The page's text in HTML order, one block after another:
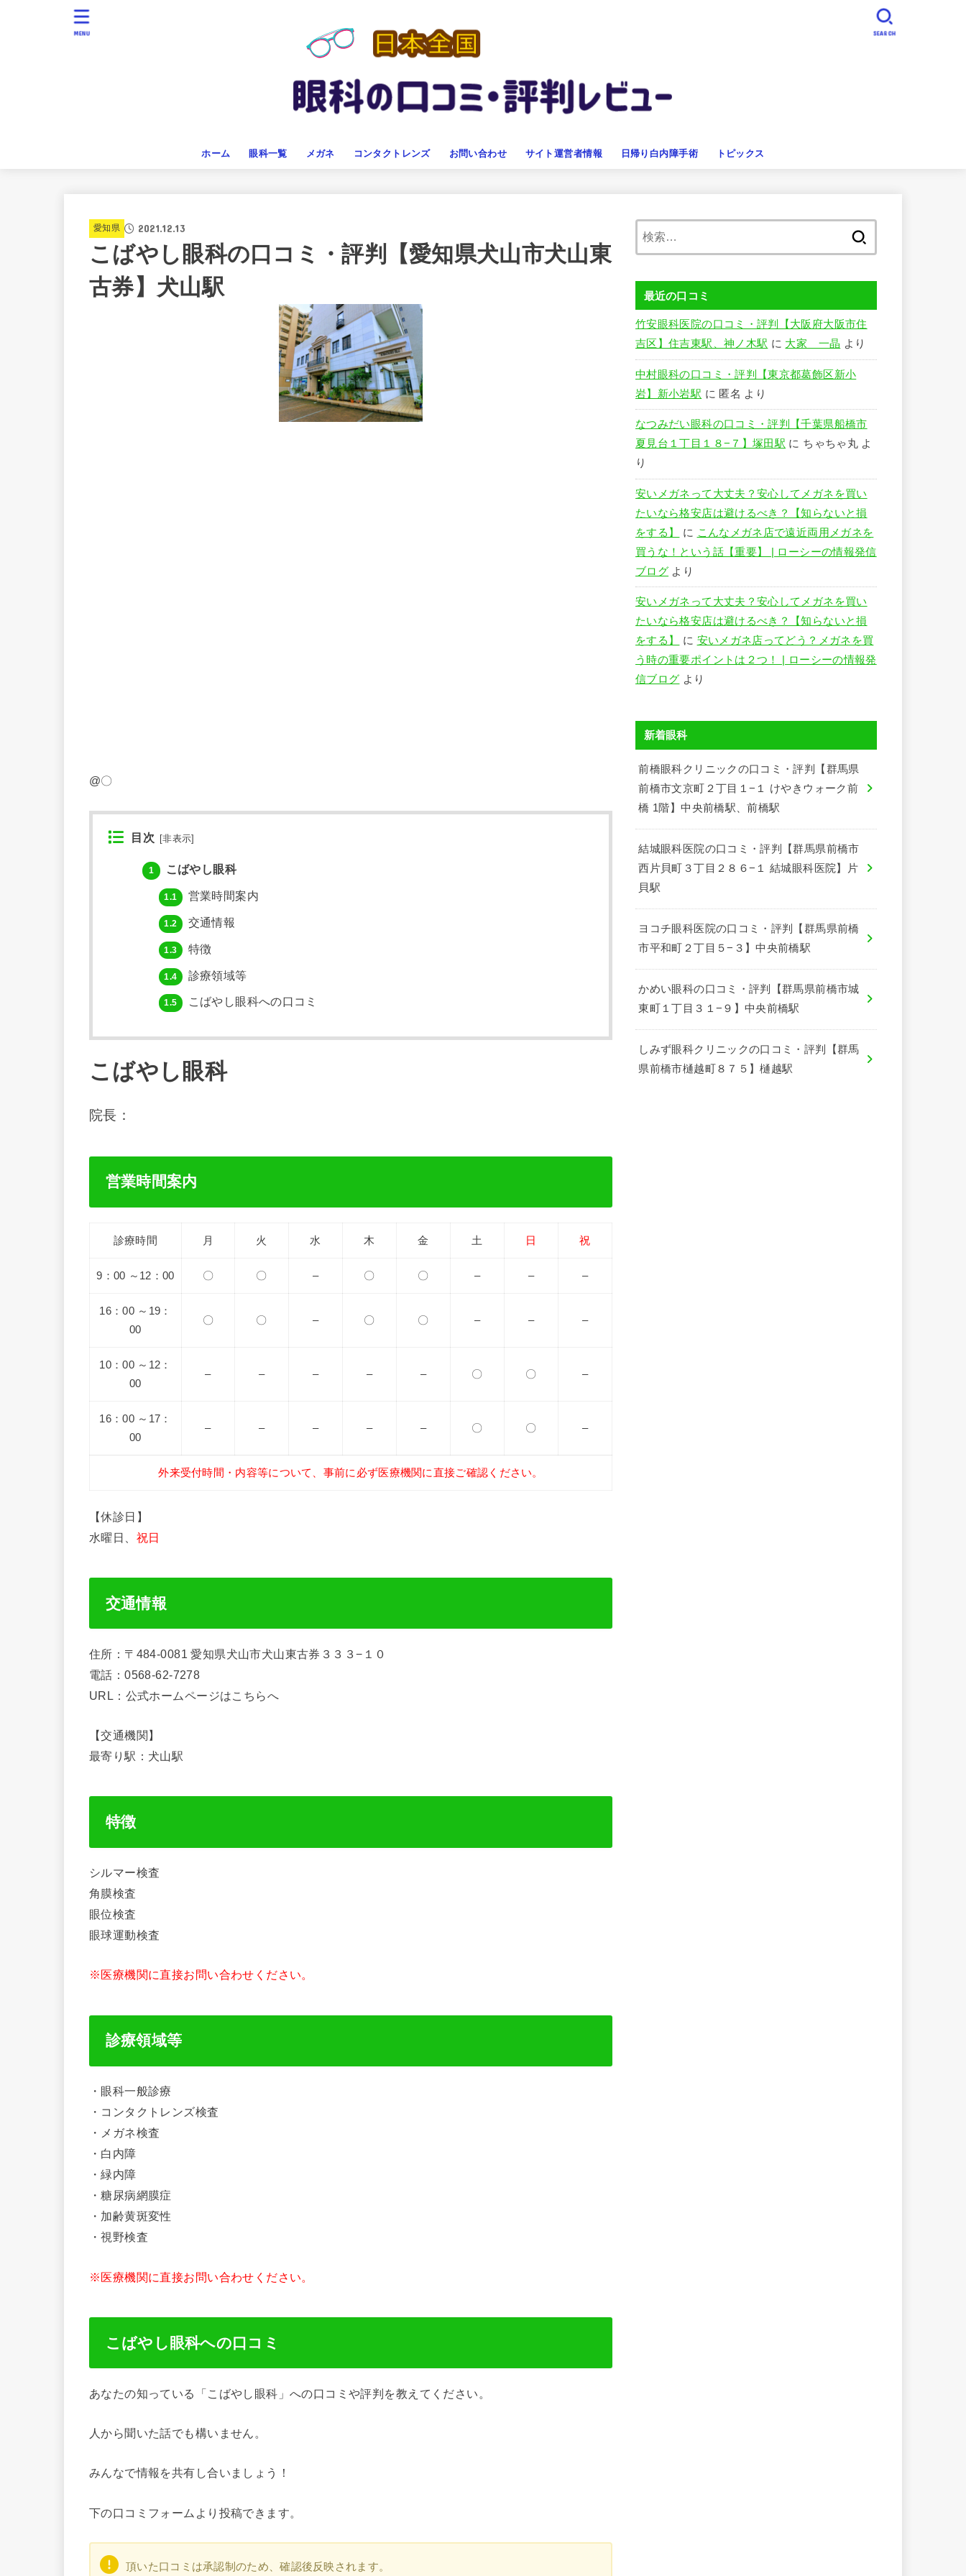
ホーム 眼科一覧 メガネ コンタクトレンズ お問い合わせ サイト運営者情報 日帰り白内障手術 トピックス
SEARCH
MENU
愛知県 2021.12.13
こばやし眼科の口コミ・評判【愛知県犬山市犬山東
古券】犬山駅
@〇
目次 [非表示]
1 こばやし眼科
1.1 営業時間案内
1.2 交通情報
1.3 特徴
1.4 診療領域等
1.5 こばやし眼科への口コミ
こばやし眼科
院長：
営業時間案内
診療時間 月 火 水 木 金 土 日 祝
9：00 ～12：00 〇 〇 – 〇 〇 – – –
16：00 ～19：
00
〇 〇 – 〇 〇 – – –
10：00 ～12：
00
– – – – – 〇 〇 –
16：00 ～17：
00
– – – – – 〇 〇 –
外来受付時間・内容等について、事前に必ず医療機関に直接ご確認ください。
【休診日】
水曜日、 祝日
交通情報
住所：〒484-0081 愛知県犬山市犬山東古券３３３−１０
電話：0568-62-7278
URL：公式ホームページはこちらへ
【交通機関】
最寄り駅：犬山駅
特徴
シルマー検査
角膜検査
眼位検査
眼球運動検査
※医療機関に直接お問い合わせください。
診療領域等
・眼科一般診療
・コンタクトレンズ検査
・メガネ検査
・白内障
・緑内障
・糖尿病網膜症
・加齢黄斑変性
・視野検査
※医療機関に直接お問い合わせください。
こばやし眼科への口コミ
あなたの知っている「こばやし眼科」への口コミや評判を教えてください。
人から聞いた話でも構いません。
みんなで情報を共有し合いましょう！
下の口コミフォームより投稿できます。
頂いた口コミは承認制のため、確認後反映されます。
最近の口コミ
竹安眼科医院の口コミ・評判【大阪府大阪市住
吉区】住吉東駅、神ノ木駅 に 大家 一晶 より
中村眼科の口コミ・評判【東京都葛飾区新小
岩】新小岩駅 に 匿名 より
なつみだい眼科の口コミ・評判【千葉県船橋市
夏見台１丁目１８−７】塚田駅 に ちゃちゃ丸 よ
り
安いメガネって大丈夫？安心してメガネを買い
たいなら格安店は避けるべき？【知らないと損
をする】
に こんなメガネ店で遠近両用メガネを
買うな！という話【重要】 | ローシーの情報発信
ブログ より
安いメガネって大丈夫？安心してメガネを買い
たいなら格安店は避けるべき？【知らないと損
をする】
に 安いメガネ店ってどう？メガネを買
う時の重要ポイントは２つ！ | ローシーの情報発
信ブログ より
新着眼科
前橋眼科クリニックの口コミ・評判【群馬県
前橋市文京町２丁目１−１ けやきウォーク前
橋 1階】中央前橋駅、前橋駅
結城眼科医院の口コミ・評判【群馬県前橋市
西片貝町３丁目２８６−１ 結城眼科医院】片
貝駅
ヨコチ眼科医院の口コミ・評判【群馬県前橋
市平和町２丁目５−３】中央前橋駅
かめい眼科の口コミ・評判【群馬県前橋市城
東町１丁目３１−９】中央前橋駅
しみず眼科クリニックの口コミ・評判【群馬
県前橋市樋越町８７５】樋越駅